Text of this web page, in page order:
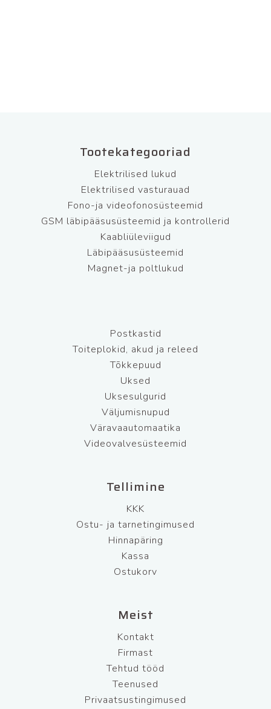
Tootekategooriad
Elektrilised lukud
Elektrilised vasturauad
Fono-ja videofonosüsteemid
GSM läbipääsusüsteemid ja kontrollerid
Kaabliüleviigud
Läbipääsusüsteemid
Magnet-ja poltlukud
Postkastid
Toiteplokid, akud ja releed
Tõkkepuud
Uksed
Uksesulgurid
Väljumisnupud
Väravaautomaatika
Videovalvesüsteemid
Tellimine
KKK
Ostu- ja tarnetingimused
Hinnapäring
Kassa
Ostukorv
Meist
Kontakt
Firmast
Tehtud tööd
Teenused
Privaatsustingimused